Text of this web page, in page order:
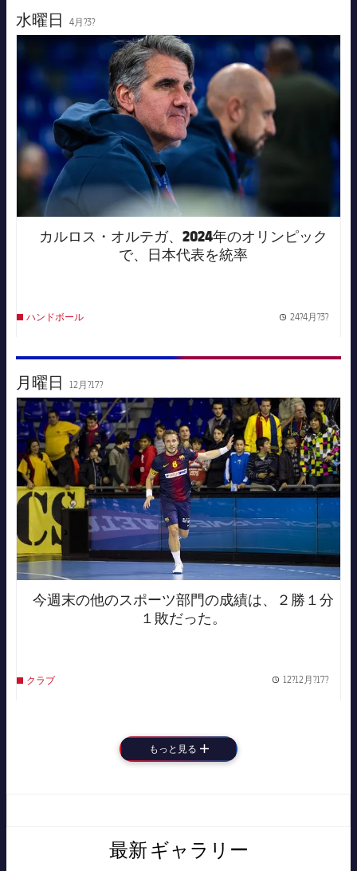
水曜日 4月?3?
FC Barcelona club badge
カルロス・オルテガ、2024年のオリンピック
で、日本代表を統率
ハンドボール 24?4月?3?
月曜日 12月?17?
FC Barcelona club badge
今週末の他のスポーツ部門の成績は、２勝１分
１敗だった。
クラブ 12?12月?17?
もっと見る LABEL.ARIA.PLUS
最新 ギャラリー